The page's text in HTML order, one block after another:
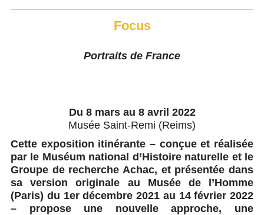
Focus
Portraits de France
Du 8 mars au 8 avril 2022
Musée Saint-Remi (Reims)
Cette exposition itinérante – conçue et réalisée
par le Muséum national d’Histoire naturelle et le
Groupe de recherche Achac, et présentée dans
sa version originale au Musée de l’Homme
(Paris) du 1er décembre 2021 au 14 février 2022
– propose une nouvelle approche, une